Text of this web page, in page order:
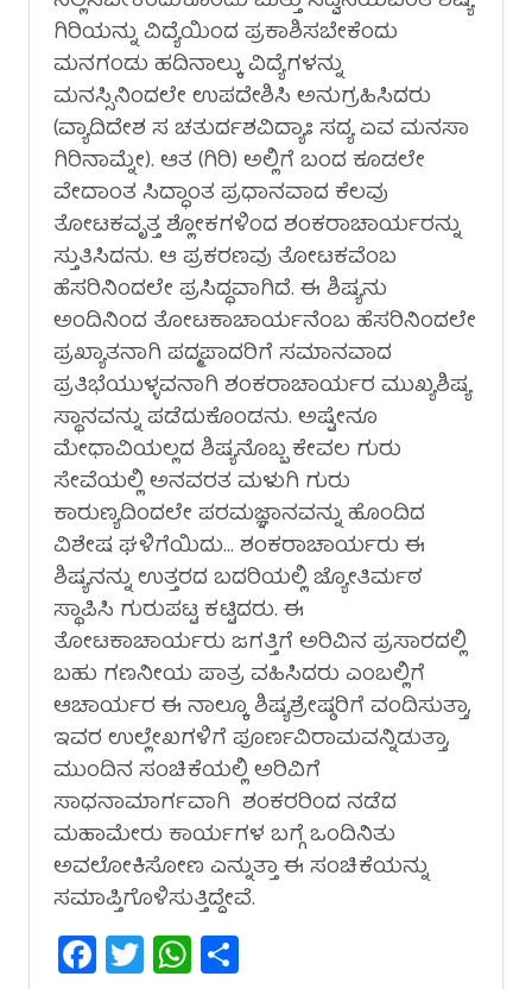
ಗಿರಿಯನ್ನು ವಿದ್ಯೆಯಿಂದ ಪ್ರಕಾಶಿಸಬೇಕೆಂದು
ಮನಗಂಡು ಹದಿನಾಲ್ಕು ವಿದ್ಯೆಗಳನ್ನು
ಮನಸ್ಸಿನಿಂದಲೇ ಉಪದೇಶಿಸಿ ಅನುಗ್ರಹಿಸಿದರು
(ವ್ಯಾದಿದೇಶ ಸ ಚತುರ್ದಶವಿದ್ಯಾಃ ಸದ್ಯ ಏವ ಮನಸಾ
ಗಿರಿನಾಮ್ನೇ). ಆತ (ಗಿರಿ) ಅಲ್ಲಿಗೆ ಬಂದ ಕೂಡಲೇ
ವೇದಾಂತ ಸಿದ್ಧಾಂತ ಪ್ರಧಾನವಾದ ಕೆಲವು
ತೋಟಕವೃತ್ತ ಶ್ಲೋಕಗಳಿಂದ ಶಂಕರಾಚಾರ್ಯರನ್ನು
ಸ್ತುತಿಸಿದನು. ಆ ಪ್ರಕರಣವು ತೋಟಕವೆಂಬ
ಹೆಸರಿನಿಂದಲೇ ಪ್ರಸಿದ್ಧವಾಗಿದೆ. ಈ ಶಿಷ್ಯನು
ಅಂದಿನಿಂದ ತೋಟಕಾಚಾರ್ಯನೆಂಬ ಹೆಸರಿನಿಂದಲೇ
ಪ್ರಖ್ಯಾತನಾಗಿ ಪದ್ಮಪಾದರಿಗೆ ಸಮಾನವಾದ
ಪ್ರತಿಭೆಯುಳ್ಳವನಾಗಿ ಶಂಕರಾಚಾರ್ಯರ ಮುಖ್ಯಶಿಷ್ಯ
ಸ್ಥಾನವನ್ನು ಪಡೆದುಕೊಂಡನು. ಅಷ್ಟೇನೂ
ಮೇಧಾವಿಯಲ್ಲದ ಶಿಷ್ಯನೊಬ್ಬ ಕೇವಲ ಗುರು
ಸೇವೆಯಲ್ಲಿ ಅನವರತ ಮಳುಗಿ ಗುರು
ಕಾರುಣ್ಯದಿಂದಲೇ ಪರಮಜ್ಞಾನವನ್ನು ಹೊಂದಿದ
ವಿಶೇಷ ಘಳಿಗೆಯಿದು… ಶಂಕರಾಚಾರ್ಯರು ಈ
ಶಿಷ್ಯನನ್ನು ಉತ್ತರದ ಬದರಿಯಲ್ಲಿ ಜ್ಯೋತಿರ್ಮಠ
ಸ್ಥಾಪಿಸಿ ಗುರುಪಟ್ಟ ಕಟ್ಟಿದರು. ಈ
ತೋಟಕಾಚಾರ್ಯರು ಜಗತ್ತಿಗೆ ಅರಿವಿನ ಪ್ರಸಾರದಲ್ಲಿ
ಬಹು ಗಣನೀಯ ಪಾತ್ರ ವಹಿಸಿದರು ಎಂಬಲ್ಲಿಗೆ
ಆಚಾರ್ಯರ ಈ ನಾಲ್ಕೂ ಶಿಷ್ಯಶ್ರೇಷ್ಠರಿಗೆ ವಂದಿಸುತ್ತಾ,
ಇವರ ಉಲ್ಲೇಖಗಳಿಗೆ ಪೂರ್ಣವಿರಾಮವನ್ನಿಡುತ್ತಾ,
ಮುಂದಿನ ಸಂಚಿಕೆಯಲ್ಲಿ ಅರಿವಿಗೆ
ಸಾಧನಾಮಾರ್ಗವಾಗಿ ಶಂಕರರಿಂದ ನಡೆದ
ಮಹಾಮೇರು ಕಾರ್ಯಗಳ ಬಗ್ಗೆ ಒಂದಿನಿತು
ಅವಲೋಕಿಸೋಣ ಎನ್ನುತ್ತಾ ಈ ಸಂಚಿಕೆಯನ್ನು
ಸಮಾಪ್ತಿಗೊಳಿಸುತ್ತಿದ್ದೇವೆ.
Facebook
TwitterWhatsApp